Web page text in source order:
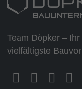
Team Döpker –
vielfältigste